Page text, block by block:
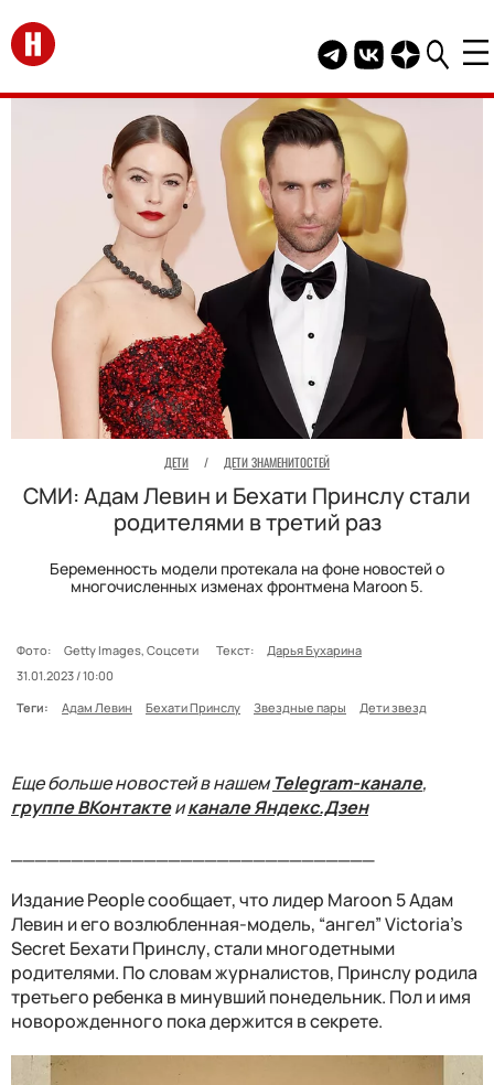
Перейти на главную
Telegram канал
Группа HELLO
Канал
ДЕТИ / ДЕТИ ЗНАМЕНИТОСТЕЙ
СМИ: Адам Левин и Бехати Принслу стали
родителями в третий раз
Беременность модели протекала на фоне новостей о
многочисленных изменах фронтмена Maroon 5.
Фото: Getty Images, Соцсети Текст:
Дарья Бухарина
31.01.2023 / 10:00
Теги:
Адам Левин Бехати Принслу Звездные пары Дети звезд
Еще больше новостей в нашемTelegram-канале,
группе ВКонтактеиканале Яндекс.Дзен
Издание People сообщает, что лидер Maroon 5 Адам
Левин и его возлюбленная-модель, “ангел” Victoria's
Secret Бехати Принслу, стали многодетными
родителями. По словам журналистов, Принслу родила
третьего ребенка в минувший понедельник. Пол и имя
новорожденного пока держится в секрете.